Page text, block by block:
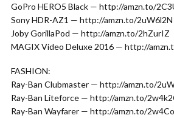
GoPro HERO5 Black — http://amzn.to/
Sony HDR-AZ1 — http://amzn.to/2uW6l2N
Joby GorillaPod — http://amzn.to/2hZurIZ
MAGIX Video Deluxe 2016 — http://
FASHION:
Ray-Ban Clubmaster — http://amzn.to/
Ray-Ban Liteforce — http://amzn.to/
Ray-Ban Wayfarer — http://amzn.to/